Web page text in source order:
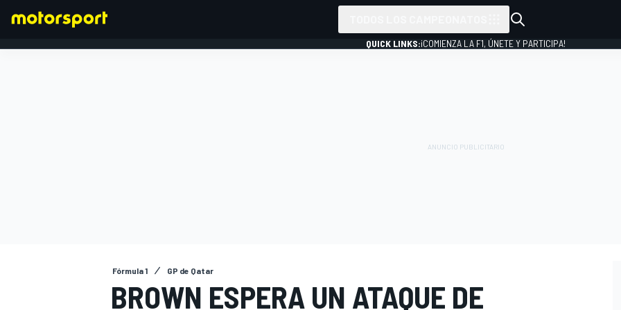
QUICK LINKS:¡COMIENZA LA F1, ÚNETE Y PARTICIPA!
Fórmula 1 GP de Qatar
BROWN ESPERA UN ATAQUE DE